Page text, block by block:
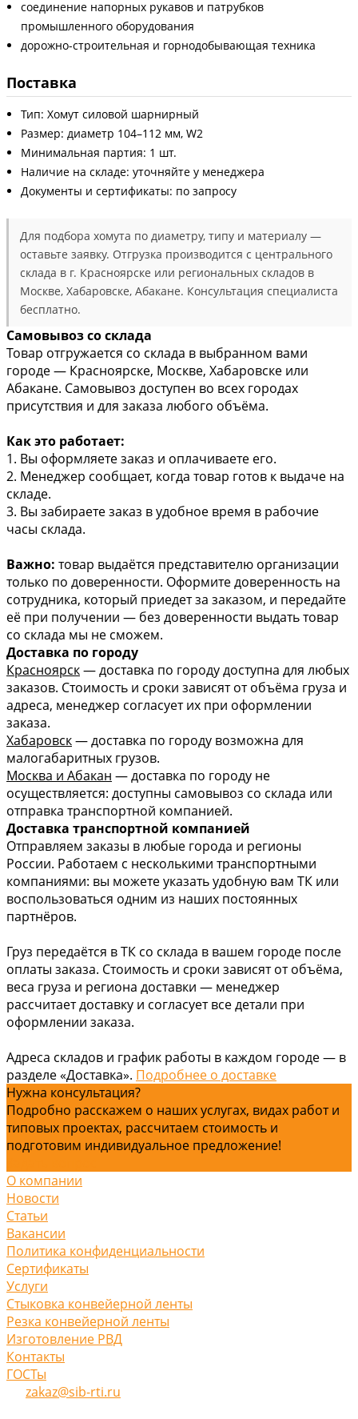
соединение напорных рукавов и патрубков
промышленного оборудования
дорожно-строительная и горнодобывающая техника
Поставка
Тип: Хомут силовой шарнирный
Размер: диаметр 104–112 мм, W2
Минимальная партия: 1 шт.
Наличие на складе: уточняйте у менеджера
Документы и сертификаты: по запросу
Для подбора хомута по диаметру, типу и материалу —
оставьте заявку. Отгрузка производится с центрального
склада в г. Красноярске или региональных складов в
Москве, Хабаровске, Абакане. Консультация специалиста
бесплатно.
Самовывоз со склада
Товар отгружается со склада в выбранном вами
городе — Красноярске, Москве, Хабаровске или
Абакане. Самовывоз доступен во всех городах
присутствия и для заказа любого объёма.
Как это работает:
1. Вы оформляете заказ и оплачиваете его.
2. Менеджер сообщает, когда товар готов к выдаче на
складе.
3. Вы забираете заказ в удобное время в рабочие
часы склада.
Важно: товар выдаётся представителю организации
только по доверенности. Оформите доверенность на
сотрудника, который приедет за заказом, и передайте
её при получении — без доверенности выдать товар
со склада мы не сможем.
Доставка по городу
Красноярск— доставка по городу доступна для любых
заказов. Стоимость и сроки зависят от объёма груза и
адреса, менеджер согласует их при оформлении
заказа.
Хабаровск— доставка по городу возможна для
малогабаритных грузов.
Москва и Абакан — доставка по городу не
осуществляется: доступны самовывоз со склада или
отправка транспортной компанией.
Доставка транспортной компанией
Отправляем заказы в любые города и регионы
России. Работаем с несколькими транспортными
компаниями: вы можете указать удобную вам ТК или
воспользоваться одним из наших постоянных
партнёров.
Груз передаётся в ТК со склада в вашем городе после
оплаты заказа. Стоимость и сроки зависят от объёма,
веса груза и региона доставки — менеджер
рассчитает доставку и согласует все детали при
оформлении заказа.
Адреса складов и график работы в каждом городе — в
разделе «Доставка». Подробнее о доставке
Нужна консультация?
Подробно расскажем о наших услугах, видах работ и
типовых проектах, рассчитаем стоимость и
подготовим индивидуальное предложение!
О компании
Новости
Статьи
Вакансии
Политика конфиденциальности
Сертификаты
Услуги
Стыковка конвейерной ленты
Резка конвейерной ленты
Изготовление РВД
Контакты
ГОСТы
zakaz@sib-rti.ru